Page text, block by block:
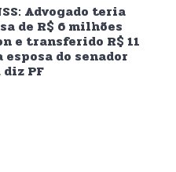
Advogado teria
de R$ 6 milhões
e transferido R$ 11
do senador
PF